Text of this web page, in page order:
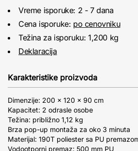
Vreme isporuke: 2 - 7 dana
Cena isporuke: po cenovniku
Težina za isporuku: 1,200 kg
Deklaracija
Karakteristike proizvoda
Dimenzije: 200 x 120 x 90 cm
Kapacitet: 2 odrasle osobe
Težina: približno 1,12 kg
Brza pop-up montaža za oko 3 minuta
Materijal: 190T poliester sa PU
Vodootporni premaz: 500 mm PU